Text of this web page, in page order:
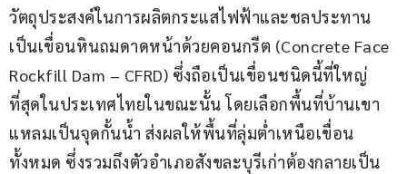
วัตถุประสงค์ในการผลิตกระแสไฟฟ้าและชลประทาน
เป็นเขื่อนหินถมดาดหน้าด้วยคอนกรีต (Concrete Face
Rockfill Dam – CFRD) ซึ่งถือเป็นเขื่อนชนิดนี้ที่ใหญ่
ที่สุดในประเทศไทยในขณะนั้น โดยเลือกพื้นที่บ้านเขา
แหลมเป็นจุดกั้นน้ำ ส่งผลให้พื้นที่ลุ่มต่ำเหนือเขื่อน
ทั้งหมด ซึ่งรวมถึงตัวอำเภอสังขละบุรีเก่าต้องกลายเป็น